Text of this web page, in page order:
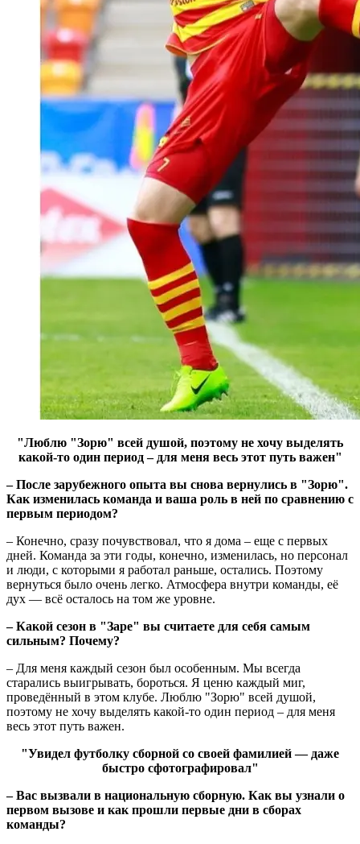
"Люблю "Зорю" всей душой, поэтому не хочу выделять
какой-то один период – для меня весь этот путь важен"
– После зарубежного опыта вы снова вернулись в "Зорю".
Как изменилась команда и ваша роль в ней по сравнению с
первым периодом?
– Конечно, сразу почувствовал, что я дома – еще с первых
дней. Команда за эти годы, конечно, изменилась, но персонал
и люди, с которыми я работал раньше, остались. Поэтому
вернуться было очень легко. Атмосфера внутри команды, её
дух — всё осталось на том же уровне.
– Какой сезон в "Заре" вы считаете для себя самым
сильным? Почему?
– Для меня каждый сезон был особенным. Мы всегда
старались выигрывать, бороться. Я ценю каждый миг,
проведённый в этом клубе. Люблю "Зорю" всей душой,
поэтому не хочу выделять какой-то один период – для меня
весь этот путь важен.
"Увидел футболку сборной со своей фамилией — даже
быстро сфотографировал"
– Вас вызвали в национальную сборную. Как вы узнали о
первом вызове и как прошли первые дни в сборах
команды?